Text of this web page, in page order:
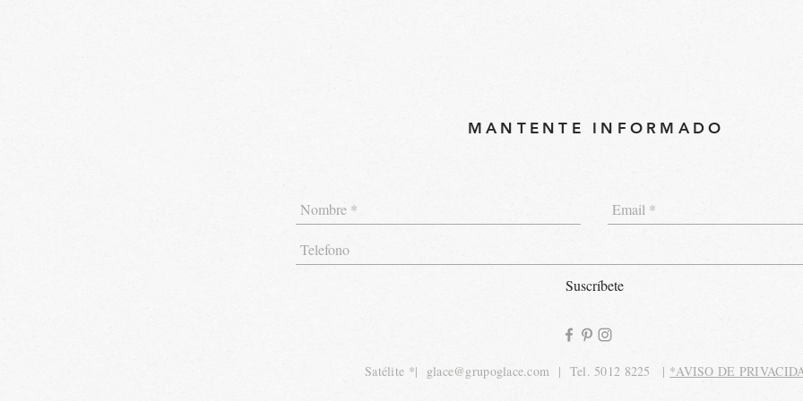
MANTENTE INFORMADO
Suscríbete
Satélite *| glace@grupoglace.com | Tel. 5012 8225 | *AVISO DE